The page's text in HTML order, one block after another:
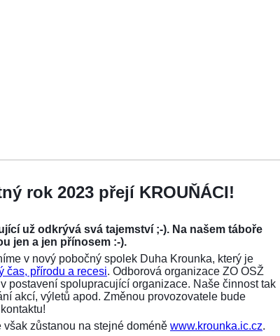
rok 2023 přejí KROUŇÁCI!
už odkrývá svá tajemství ;-). Na našem táboře
jen a jen přínosem :-).
v nový pobočný spolek Duha Krounka, který je
čas, přírodu a recesi. Odborová organizace ZO OSŽ
postavení spolupracující organizace. Naše činnost tak
akcí, výletů apod. Změnou provozovatele bude
zůstanou na stejné doméně www.krounka.ic.cz.